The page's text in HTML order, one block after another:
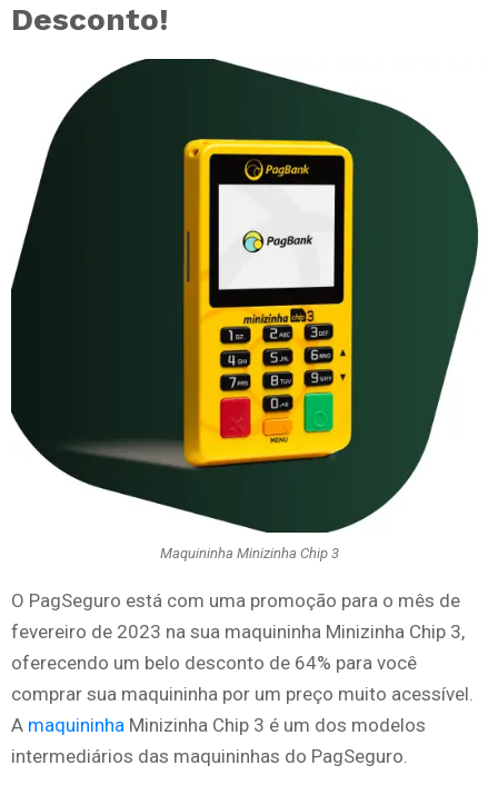
Desconto!
Maquininha Minizinha Chip 3
O PagSeguro está com uma promoção para o mês de
fevereiro de 2023 na sua maquininha Minizinha Chip 3,
oferecendo um belo desconto de 64% para você
comprar sua maquininha por um preço muito acessível.
A maquininha Minizinha Chip 3 é um dos modelos
intermediários das maquininhas do PagSeguro.